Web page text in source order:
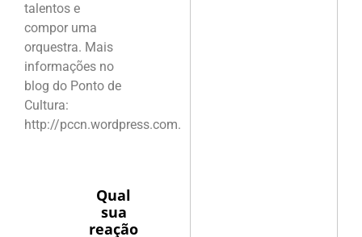
talentos e
compor uma
orquestra. Mais
informações no
blog do Ponto de
Cultura:
http://pccn.wordpress.com.
Qual
sua
reação